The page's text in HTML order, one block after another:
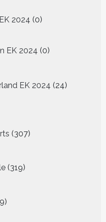
2024 00
EK 2024 0
producten
EK 2024 24
producten
307
producten
319
319
producten